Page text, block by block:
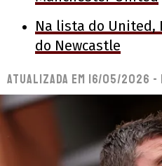
Na lista do United,
do Newcastle
Atualizada em 16/05/2026 -